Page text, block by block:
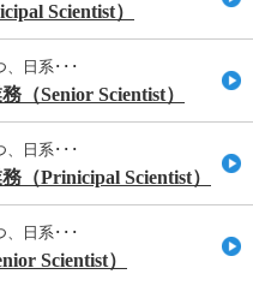
Scientist）
、日系･･･
（Senior Scientist）
、日系･･･
（Prinicipal Scientist）
、日系･･･
Scientist）